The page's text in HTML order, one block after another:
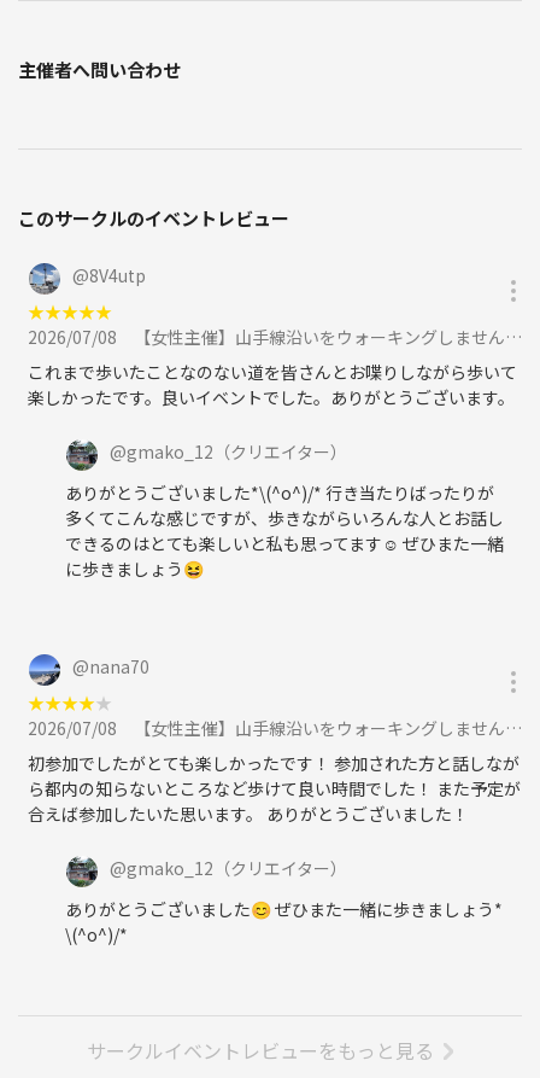
主催者へ問い合わせ
このサークルのイベントレビュー
@8V4utp
★★★★★
2026/07/08
【女性主催】山手線沿いをウォーキングしませんか？（目黒～品川編）✨運動苦手な人・1人の参加でも大歓迎です♪に参加
これまで歩いたことなのない道を皆さんとお喋りしながら歩いて
楽しかったです。良いイベントでした。ありがとうございます。
@gmako_12 （クリエイター）
ありがとうございました*\(^o^)/* 行き当たりばったりが
多くてこんな感じですが、歩きながらいろんな人とお話し
できるのはとても楽しいと私も思ってます☺️ ぜひまた一緒
に歩きましょう😆
@nana70
★★★★★
2026/07/08
【女性主催】山手線沿いをウォーキングしませんか？（目黒～品川編）✨運動苦手な人・1人の参加でも大歓迎です♪に参加
初参加でしたがとても楽しかったです！ 参加された方と話しなが
ら都内の知らないところなど歩けて良い時間でした！ また予定が
合えば参加したいた思います。 ありがとうございました！
@gmako_12 （クリエイター）
ありがとうございました😊 ぜひまた一緒に歩きましょう*
\(^o^)/*
サークルイベントレビューをもっと見る